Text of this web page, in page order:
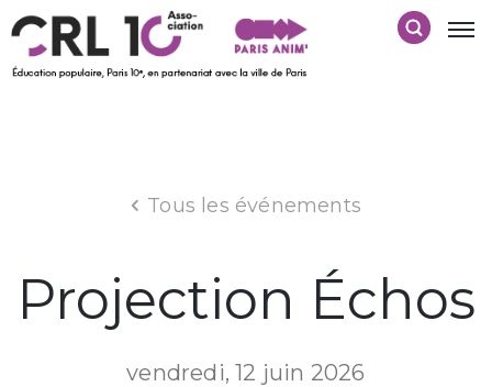
Tous les événements
Projection Échos
vendredi, 12 juin 2026